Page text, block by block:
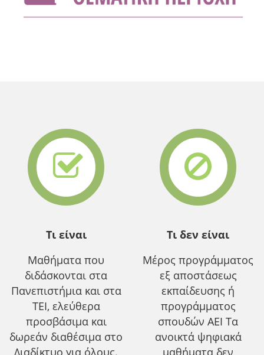
Τι είναι
Μαθήματα που
διδάσκονται στα
Πανεπιστήμια και στα
ΤΕΙ, ελεύθερα
προσβάσιμα και
δωρεάν διαθέσιμα στο
Διαδίκτυο για όλους.
Τι δεν είναι
Μέρος προγράμματος
εξ αποστάσεως
εκπαίδευσης ή
προγράμματος
σπουδών ΑΕΙ Τα
ανοικτά ψηφιακά
μαθήματα δεν